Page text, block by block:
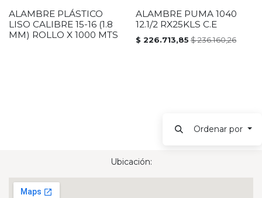
ALAMBRE PLÁSTICO
LISO CALIBRE 15-16 (1.8
MM) ROLLO X 1000 MTS
PROMOCIÓN
ALAMBRE PUMA 1040
12.1/2 RX25KLS C.E
$ 226.713,85 $236.160,26
Ordenar por
Ubicación: